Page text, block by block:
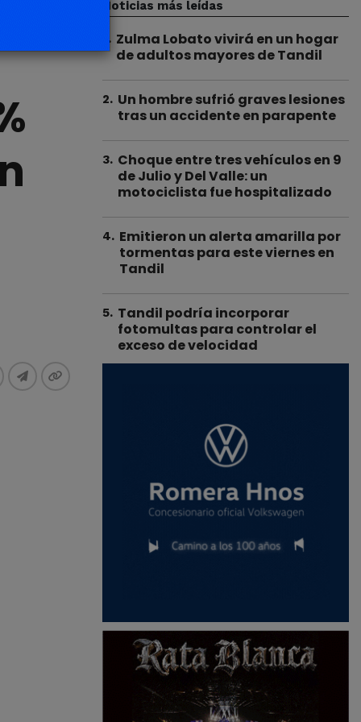
Noticias más leídas
. Zulma Lobato vivirá en un hogar
de adultos mayores de Tandil
2. Un hombre sufrió graves lesiones
tras un accidente en parapente
3. Choque entre tres vehículos en 9
de Julio y Del Valle: un
motociclista fue hospitalizado
4. Emitieron un alerta amarilla por
tormentas para este viernes en
Tandil
5. Tandil podría incorporar
fotomultas para controlar el
exceso de velocidad